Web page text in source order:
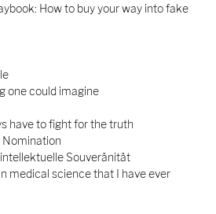
How to buy your way into fake
one could imagine
have to fight for the truth
Nomination
Souveränität
medical science that I have ever